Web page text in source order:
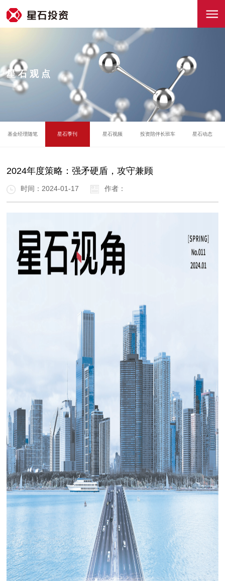
星石观点
基金经理随笔 星石季刊 星石视频 投资陪伴长班车 星石动态
2024年度策略：强矛硬盾，攻守兼顾
时间：2024-01-17 作者：